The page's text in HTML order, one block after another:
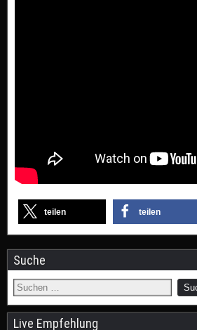
teilen teilen
Suche
Live Empfehlung